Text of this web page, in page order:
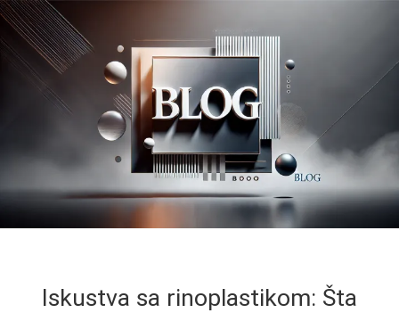
Iskustva sa rinoplastikom: Šta